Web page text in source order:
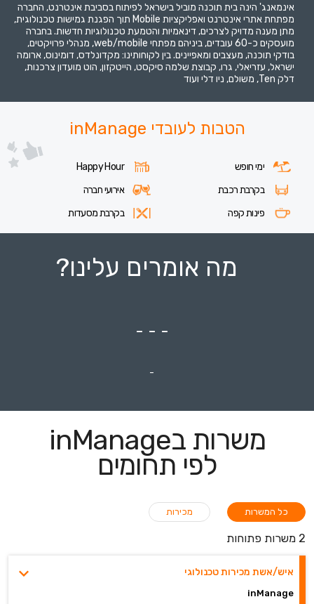
אינמאנג' הינה בית תוכנה מוביל בישראל לפיתוח בסביבת אינטרנט, החברה
מפתחת אתרי אינטרנט ואפליקציות Mobile תוך הפגנת גמישות טכנולוגית,
מתן מענה מדויק לצרכים, דינאמיות והטמעת טכנולוגיות חדשות. בחברה
מועסקים כ-60 עובדים, ביניהם מפתחי web/mobile, מנהלי פרויקטים,
בודקי תוכנה, מעצבים ומאפיינים. בין לקוחותינו: מקדונלדס, דומינוס, ארומה
ישראל, עזריאלי, גרו, קבוצת שלמה סיקסט, הייטקזון, הוט מועדון צרכנות,
דלק Ten, משולם, ניו דלי ועוד
הטבות לעובדי inManage
ימי חופש
Happy Hour
בקרבת רכבת
אירועי חברה
פינות קפה
בקרבת מסעדות
מה אומרים עלינו?
- - -
-
משרות בinManage
לפי תחומים
מכירות כל המשרות
2 משרות פתוחות
איש/אשת מכירות טכנולוגי
inManage